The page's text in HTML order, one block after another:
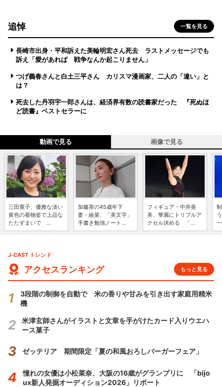
追悼 一覧を見る
長崎市出身・平和訴えた美輪明宏さん死去 ラストメッセージでも
訴え「愛があれば 戦争なんか起こりません」
つげ義春さんと白土三平さん カリスマ漫画家、二人の「違い」と
は？
死去した丹羽宇一郎さんは、経済界有数の読書家だった 『死ぬほ
ど読書』ベストセラーに
動画で見る 画像で見る
三田寛子、優雅な淡い
黄色の着物姿で上品な
たたずまいで ...
加藤茶の45歳年下
妻・綾菜、「美文字」
手書き勉強ノート...
フィギュア・中井亜
美、華麗にトリプルア
クセル決める 「...
J-CAST トレンド
アクセスランキング もっと見る
3段階の制御を自動で 米の香りや甘みを引き出す家庭用精米
機
米津玄師さんがイラストと文章を手がけたカード入りウエハ
ース菓子
ゼッテリア 期間限定「夏の和風おろしバーガーフェア」
憧れの女優は小松菜奈、大阪の16歳がグランプリに 「bijo
ux新人発掘オーディション2026」リポート